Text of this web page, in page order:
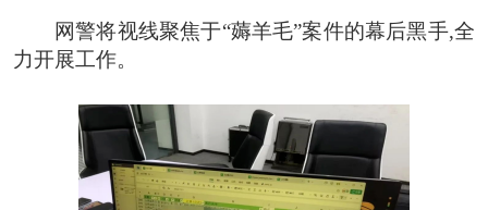
网警将视线聚焦于“薅羊毛”案件的幕后黑手,全
力开展工作。